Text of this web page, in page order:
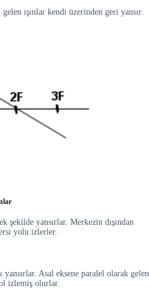
ışınlar kendi üzerinden geri yansır.
şekilde yansırlar. Merkezin dışından
yolu izlerler.
Asal eksene paralel olarak gelen
izlemiş olurlar.